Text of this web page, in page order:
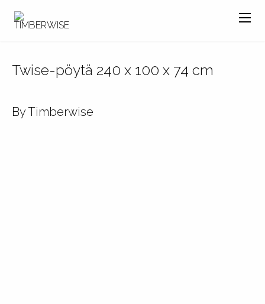
Twise-pöytä 240 x 100 x 74 cm
By Timberwise